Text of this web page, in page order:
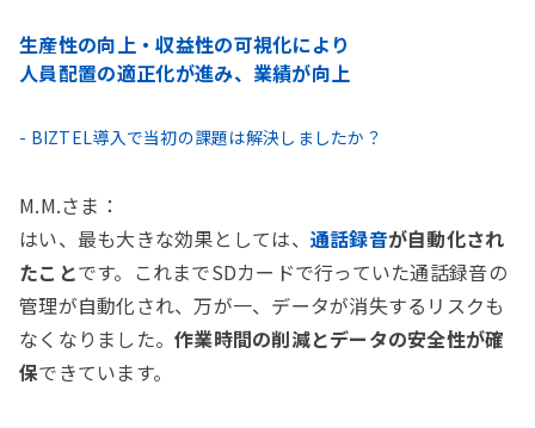
生産性の向上・収益性の可視化により
人員配置の適正化が進み、業績が向上
- BIZTEL導入で当初の課題は解決しましたか？
M.M.さま：
はい、最も大きな効果としては、 通話録音が自動化され
たことです。これまでSDカードで行っていた通話録音の
管理が自動化され、万が一、データが消失するリスクも
なくなりました。作業時間の削減とデータの安全性が確
保できています。